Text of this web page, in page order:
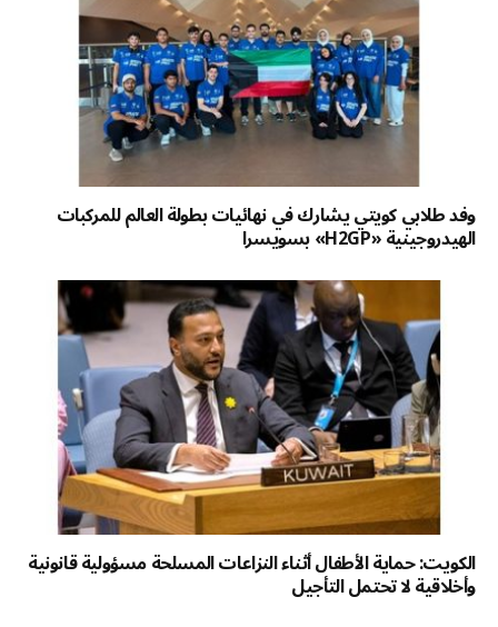
وفد طلابي كويتي يشارك في نهائيات بطولة العالم للمركبات
الهيدروجينية «H2GP» بسويسرا
الكويت: حماية الأطفال أثناء النزاعات المسلحة مسؤولية قانونية
وأخلاقية لا تحتمل التأجيل